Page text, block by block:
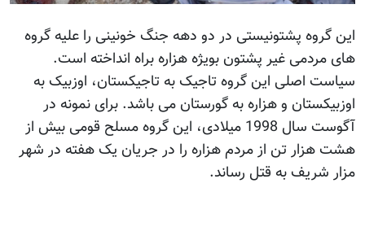
این گروه پشتونیستی در دو دهه جنگ خونینی را علیه گروه
های مردمی غیر پشتون بويژه هزاره براه انداخته است.
سیاست اصلی این گروه تاجیک به تاجیکستان، اوزبیک به
اوزبیکستان و هزاره به گورستان می باشد. برای نمونه در
آگوست سال 1998 میلادی، این گروه مسلح قومی بیش از
هشت هزار تن از مردم هزاره را در جریان یک هفته در شهر
مزار شریف به قتل رساند.